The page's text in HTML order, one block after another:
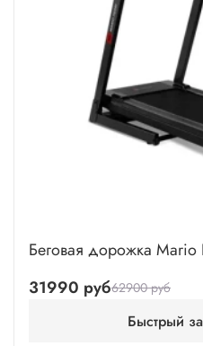
Беговая дорожка Mario
31990 руб62900 руб
Быстрый